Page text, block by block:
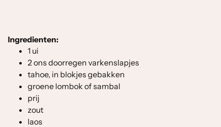
Ingredienten:
1 ui
2 ons doorregen varkenslapjes
tahoe, in blokjes gebakken
groene lombok of sambal
prij
zout
laos